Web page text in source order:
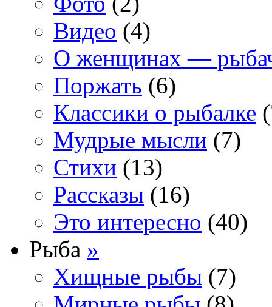
Видео (4)
О женщинах —
Поржать (6)
Классики о рыбалке
Мудрые мысли (7)
Стихи (13)
Рассказы (16)
Это интересно (40)
Рыба »
Хищные рыбы (7)